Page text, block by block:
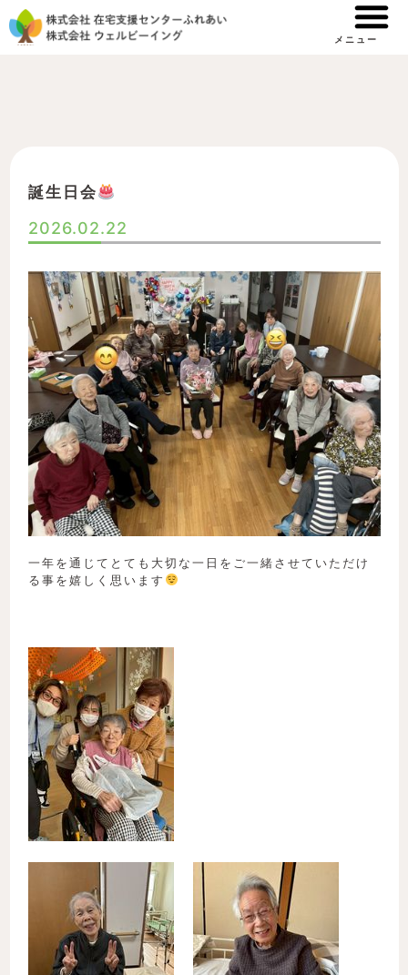
容
メニュー
誕生日会
2026.02.22
一年を通じてとても大切な一日をご一緒させていただけ
る事を嬉しく思います